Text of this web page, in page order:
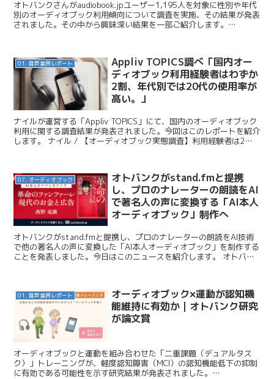
オトバンクさんがaudiobook.jpユーザー1,195人を対象に性別や年代
別のオーディオブック利用傾向について調査を実施、その結果が発表
されました。その中から興味深い結果を一部ご紹介します。
01. 音声業界レポート
Appliv TOPICS調べ「国内オー
ディオブック利用経験者はわずか
2割、年代別では20代の使用率が
高い。」
ナイルが運営する「Appliv TOPICS」にて、国内のオーディオブック
利用に関する調査結果が発表されました。今回はこのレポートを紹介
します。 ナイル / 【オーディオブック実態調査】利用経験者は2割
07. オーディオブック
オトバンクがstand.fmと提携
し、プロのナレーターの朗読をAI
で著名人の声に変換する「AI本人
オーディオブック」制作へ
オトバンクがstand.fmと提携し、プロのナレーターの朗読をAI技術
で他の著名人の声に変換した「AI本人オーディオブック」を制作する
ことを発表しました。今日はこのニュースを紹介します。 オトバン
01. 音声業界レポート
オーディオブック×運動が認知機
能維持に有効か｜オトバンク研究
が論文賞
オーディオブックと運動を組み合わせた「二重課題（デュアルタス
ク）」トレーニングが、軽度認知障害（MCI）の認知機能低下の抑制
に有効である可能性を示す研究結果が発表されました。